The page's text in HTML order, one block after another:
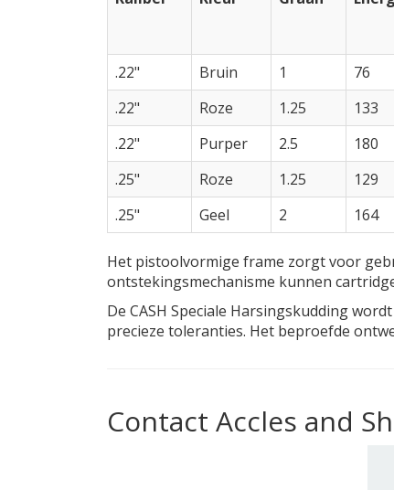
.22" Bruin 1 76
.22"
Roze 1.25 133
.22"
Purper 2.5 180
.25"
Roze 1.25 129
.25"
Geel 2 164
Het pistoolvormige frame zorgt voor
ontstekingsmechanisme kunnen
De CASH Speciale Harsingskudding
precieze toleranties. Het beproefde
Contact Accles and